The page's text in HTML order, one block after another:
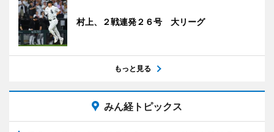
村上、２戦連発２６号 大リーグ
もっと見る
みん経トピックス